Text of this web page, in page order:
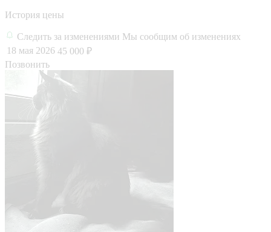
История цены
Следить за изменениями Мы сообщим об изменениях
18 мая 2026 45 000 ₽
Позвонить